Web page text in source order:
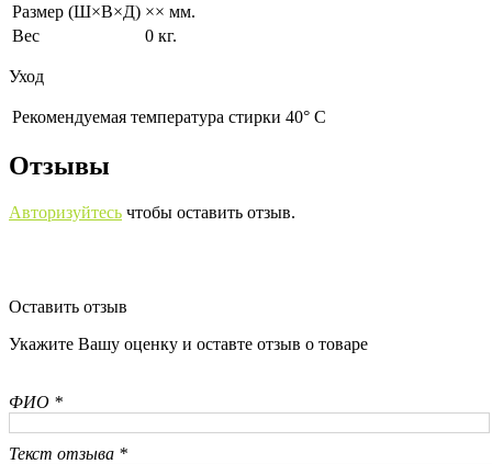
Размер (Ш×В×Д) ×× мм.
Вес
0 кг.
Уход
Рекомендуемая температура стирки 40° С
Отзывы
Авторизуйтесь чтобы оставить отзыв.
Оставить отзыв
Укажите Вашу оценку и оставте отзыв о товаре
ФИО *
Текст отзыва *